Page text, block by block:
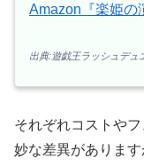
Amazon『楽姫の
出典:遊戯王ラッシュデュ
それぞれコストや
妙な差異がありま